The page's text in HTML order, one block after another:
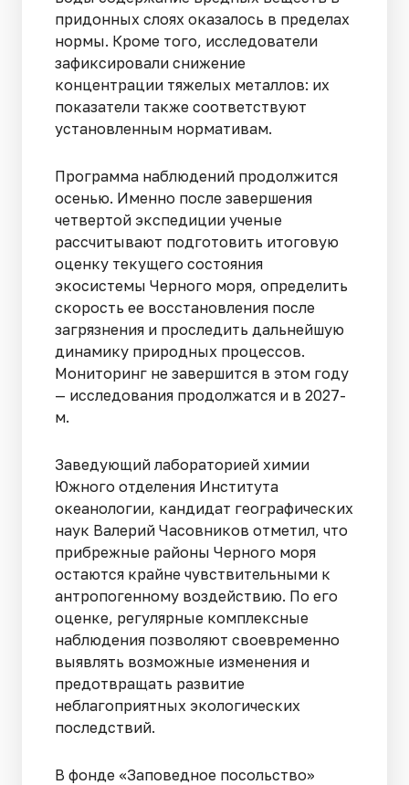
придонных слоях оказалось в пределах
нормы. Кроме того, исследователи
зафиксировали снижение
концентрации тяжелых металлов: их
показатели также соответствуют
установленным нормативам.
Программа наблюдений продолжится
осенью. Именно после завершения
четвертой экспедиции ученые
рассчитывают подготовить итоговую
оценку текущего состояния
экосистемы Черного моря, определить
скорость ее восстановления после
загрязнения и проследить дальнейшую
динамику природных процессов.
Мониторинг не завершится в этом году
— исследования продолжатся и в 2027-
м.
Заведующий лабораторией химии
Южного отделения Института
океанологии, кандидат географических
наук Валерий Часовников отметил, что
прибрежные районы Черного моря
остаются крайне чувствительными к
антропогенному воздействию. По его
оценке, регулярные комплексные
наблюдения позволяют своевременно
выявлять возможные изменения и
предотвращать развитие
неблагоприятных экологических
последствий.
В фонде «Заповедное посольство»